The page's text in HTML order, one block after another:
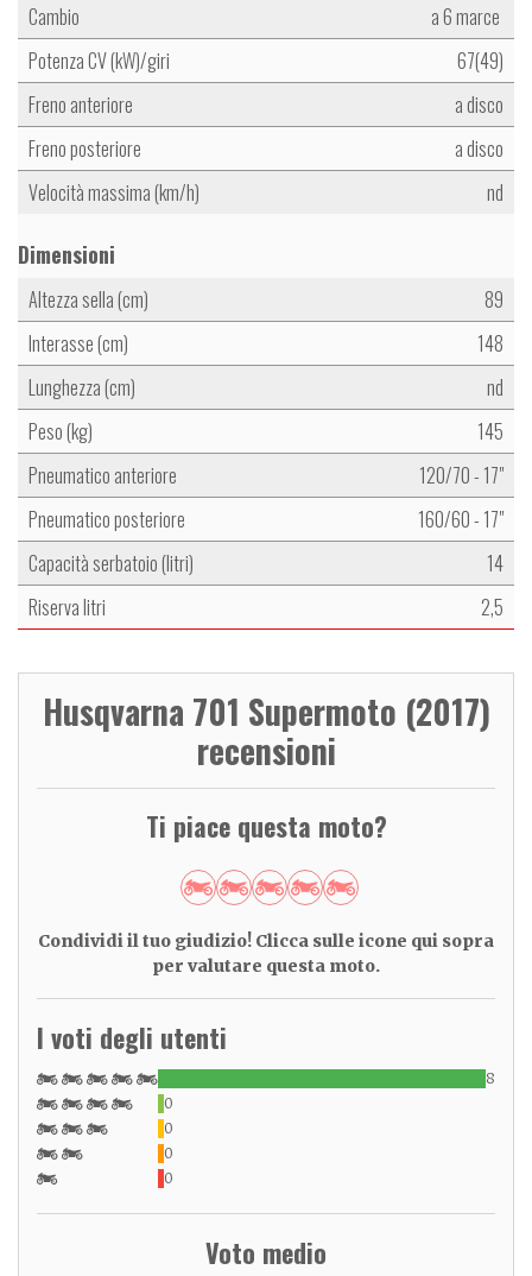
Cambio
a 6 marce
Potenza CV (kW)/giri
67(49)
Freno anteriore
a disco
Freno posteriore
a disco
Velocità massima (km/h)
nd
Dimensioni
Altezza sella (cm)
89
Interasse (cm)
148
Lunghezza (cm)
nd
Peso (kg)
145
Pneumatico anteriore
120/70 - 17"
Pneumatico posteriore
160/60 - 17"
Capacità serbatoio (litri)
14
Riserva litri
2,5
Husqvarna 701 Supermoto (2017)
recensioni
Ti piace questa moto?
Condividi il tuo giudizio! Clicca sulle icone qui sopra
per valutare questa moto.
I voti degli utenti
8
0
0
0
0
Voto medio